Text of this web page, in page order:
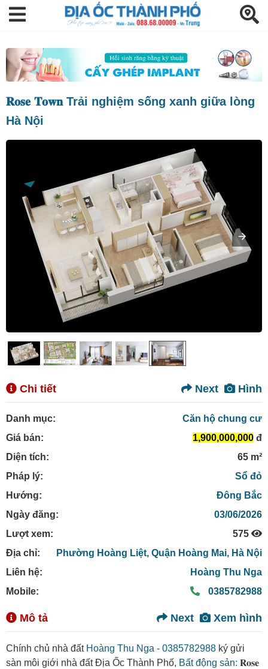
𝐑𝐨𝐬𝐞 𝐓𝐨𝐰𝐧 Trải nghiệm sống xanh giữa lòng
Hà Nội
Chi tiết Hình
Next
Danh mục:
Căn hộ chung cư
Giá bán:
1,900,000,000 đ
Diện tích:
65 m²
Pháp lý:
Sổ đỏ
Hướng:
Đông Bắc
Ngày đăng:
03/06/2026
Lượt xem:
575
Địa chỉ:
Phường Hoàng Liệt, Quận Hoàng Mai, Hà Nội
Liên hệ:
Hoàng Thu Nga
Mobile:
0385782988
Mô tả Xem hình
Next
Chính chủ nhà đất Hoàng Thu Nga - 0385782988 ký gửi
sàn môi giới nhà đất Địa Ốc Thành Phố, Bất động sản: 𝐑𝐨𝐬𝐞